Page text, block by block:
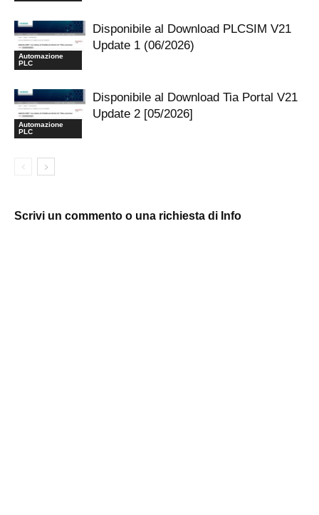
Automazione
PLC
Disponibile al Download PLCSIM V21
Update 1 (06/2026)
Automazione
PLC
Disponibile al Download Tia Portal V21
Update 2 [05/2026]
Scrivi un commento o una richiesta di Info